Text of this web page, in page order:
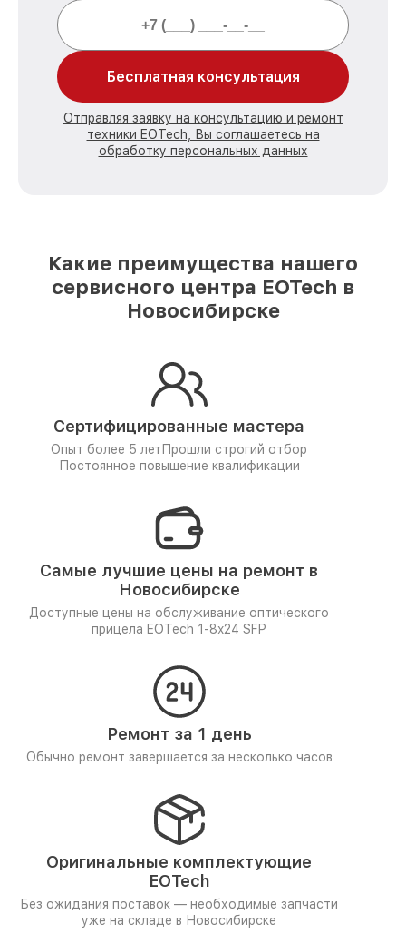
Бесплатная консультация
Отправляя заявку на консультацию и ремонт
техники EOTech, Вы соглашаетесь на
обработку персональных данных
Какие преимущества нашего
сервисного центра EOTech в
Новосибирске
Сертифицированные мастера
Опыт более 5 лет Прошли строгий отбор
Постоянное повышение квалификации
Самые лучшие цены на ремонт в
Новосибирске
Доступные цены на обслуживание оптического
прицела EOTech 1-8x24 SFP
Ремонт за 1 день
Обычно ремонт завершается за несколько часов
Оригинальные комплектующие
EOTech
Без ожидания поставок — необходимые запчасти
уже на складе в Новосибирске